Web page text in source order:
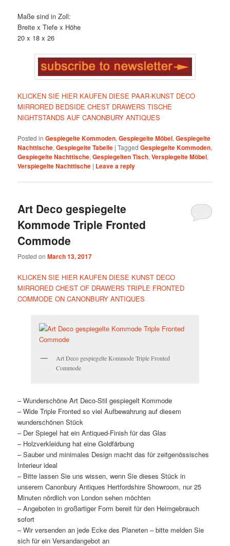
Maße sind in Zoll:
Breite x Tiefe x Höhe
20 x 18 x 26
KLICKEN SIE HIER KAUFEN DIESE PAAR-KUNST DECO
MIRRORED BEDSIDE CHEST DRAWERS TISCHE
NIGHTSTANDS AUF CANONBURY ANTIQUES
Posted in Gespiegelte Kommoden,Gespiegelte Möbel,Gespiegelte
Nachttische,Gespiegelte Tabelle |Tagged Gespiegelte Kommoden,
Gespiegelte Nachttische,Gespiegelten Tisch,Verspiegelte Möbel,
Verspiegelte Nachttische | Leave a reply
Art Deco gespiegelte
Kommode Triple Fronted
Commode
Posted onMarch 13, 2017
KLICKEN SIE HIER KAUFEN DIESE KUNST DECO
MIRRORED CHEST OF DRAWERS TRIPLE FRONTED
COMMODE ON CANONBURY ANTIQUES
Art Deco gespiegelte Kommode Triple Fronted
Commode
– Wunderschöne Art Deco-Stil gespiegelt Kommode
– Wide Triple Fronted so viel Aufbewahrung auf diesem
wunderschönen Stück
– Der Spiegel hat ein Antiqued-Finish für das Glas
– Holzverkleidung hat eine Goldfärbung
– Sauber und minimales Design macht das für zeitgenössisches
Interieur ideal
– Bitte lassen Sie uns wissen, wenn Sie dieses Stück in
unserem Canonbury Antiques Hertfordshire Showroom, nur 25
Minuten nördlich von London sehen möchten
– Angeboten in großartiger Form bereit für den Heimgebrauch
sofort
– Wir versenden an jede Ecke des Planeten – bitte melden Sie
sich für ein Versandangebot an